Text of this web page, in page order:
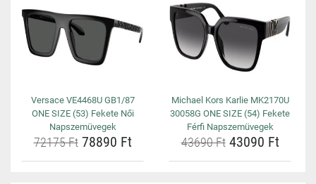
Versace VE4468U GB1/87
ONE SIZE (53) Fekete Női
Napszemüvegek
72175 Ft78890 Ft
Michael Kors Karlie MK2170U
30058G ONE SIZE (54) Fekete
Férfi Napszemüvegek
43690 Ft43090 Ft